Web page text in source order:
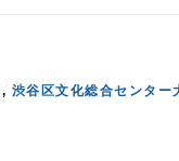
, 渋谷区文化総合センター